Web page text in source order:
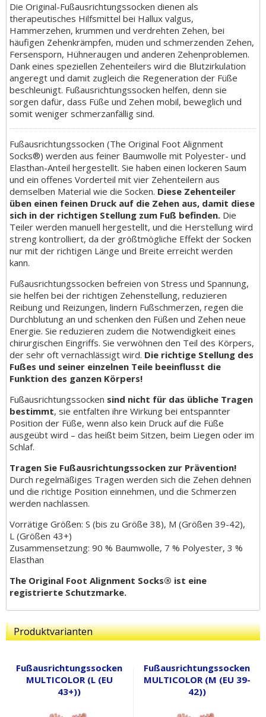
Die Original-Fußausrichtungssocken dienen als
therapeutisches Hilfsmittel bei Hallux valgus,
Hammerzehen, krummen und verdrehten Zehen, bei
häufigen Zehenkrämpfen, müden und schmerzenden Zehen,
Fersensporn, Hühneraugen und anderen Zehenproblemen.
Dank eines speziellen Zehenteilers wird die Blutzirkulation
angeregt und damit zugleich die Regeneration der Füße
beschleunigt. Fußausrichtungssocken helfen, denn sie
sorgen dafür, dass Füße und Zehen mobil, beweglich und
somit weniger schmerzanfällig sind.
Fußausrichtungssocken (The Original Foot Alignment
Socks®) werden aus feiner Baumwolle mit Polyester- und
Elasthan-Anteil hergestellt. Sie haben einen lockeren Saum
und ein offenes Vorderteil mit vier Zehenteilern aus
demselben Material wie die Socken. Diese Zehenteiler
üben einen feinen Druck auf die Zehen aus, damit diese
sich in der richtigen Stellung zum Fuß befinden. Die
Teiler werden manuell hergestellt, und die Herstellung wird
streng kontrolliert, da der größtmögliche Effekt der Socken
nur mit der richtigen Länge und Breite erreicht werden
kann.
Fußausrichtungssocken befreien von Stress und Spannung,
sie helfen bei der richtigen Zehenstellung, reduzieren
Reibung und Reizungen, lindern Fußschmerzen, regen die
Durchblutung an und schenken den Füßen und Zehen neue
Energie. Sie reduzieren zudem die Notwendigkeit eines
chirurgischen Eingriffs. Sie verwöhnen den Teil des Körpers,
der sehr oft vernachlässigt wird. Die richtige Stellung des
Fußes und seiner einzelnen Teile beeinflusst die
Funktion des ganzen Körpers!
Fußausrichtungssocken sind nicht für das übliche Tragen
bestimmt, sie entfalten ihre Wirkung bei entspannter
Position der Füße, wenn also kein Druck auf die Füße
ausgeübt wird – das heißt beim Sitzen, beim Liegen oder im
Schlaf.
Tragen Sie Fußausrichtungssocken zur Prävention!
Durch regelmäßiges Tragen werden sich die Zehen dehnen
und die richtige Position einnehmen, und die Schmerzen
werden nachlassen.
Vorrätige Größen: S (bis zu Größe 38), M (Größen 39-42),
L (Größen 43+)
Zusammensetzung: 90 % Baumwolle, 7 % Polyester, 3 %
Elasthan
The Original Foot Alignment Socks® ist eine
registrierte Schutzmarke.
Produktvarianten
Fußausrichtungssocken
MULTICOLOR (L (EU
43+))
Fußausrichtungssocken
MULTICOLOR (M (EU 39-
42))